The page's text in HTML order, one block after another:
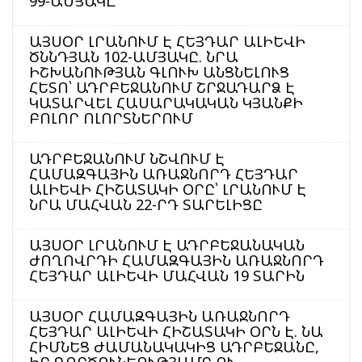
ԱՅՍՕՐ ԼՐԱՆՈՒՄ Է ՀԵՅԴԱՐ ԱԼԻԵՎԻ
ԾՆՆԴՅԱՆ 102-ԱՄՅԱԿԸ. ՆՐԱ
ԻՇԽԱՆՈՒԹՅԱՆ ԳԼՈՒԽ ԱՆՑՆԵԼՈՒՑ
ՀԵՏՈ՝ ԱԴՐԲԵՋԱՆՈՒՄ ՇՐՋԱԴԱՐՁ Է
ԿԱՏԱՐՎԵԼ ՀԱՍԱՐԱԿԱԿԱՆ ԿՅԱՆՔԻ
ԲՈԼՈՐ ՈԼՈՐՏՆԵՐՈՒՄ
ԱԴՐԲԵՋԱՆՈՒՄ ՆՇՎՈՒՄ Է
ՀԱՄԱԶԳԱՅԻՆ ԱՌԱՋՆՈՐԴ ՀԵՅԴԱՐ
ԱԼԻԵՎԻ ՀԻՇԱՏԱԿԻ ՕՐԸ՝ ԼՐԱՆՈՒՄ Է
ՆՐԱ ՄԱՀՎԱՆ 22-ՐԴ ՏԱՐԵԼԻՑԸ
ԱՅՍՕՐ ԼՐԱՆՈՒՄ Է ԱԴՐԲԵՋԱՆԱԿԱՆ
ԺՈՂՈՎՐԴԻ ՀԱՄԱԶԳԱՅԻՆ ԱՌԱՋՆՈՐԴ
ՀԵՅԴԱՐ ԱԼԻԵՎԻ ՄԱՀՎԱՆ 19 ՏԱՐԻՆ
ԱՅՍՕՐ ՀԱՄԱԶԳԱՅԻՆ ԱՌԱՋՆՈՐԴ
ՀԵՅԴԱՐ ԱԼԻԵՎԻ ՀԻՇԱՏԱԿԻ ՕՐՆ Է. ՆԱ
ՀԻՄՆԵՑ ԺԱՄԱՆԱԿԱԿԻՑ ԱԴՐԲԵՋԱՆԸ,